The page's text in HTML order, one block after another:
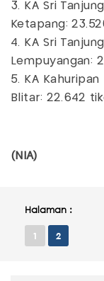
3. KA Sri
Ketapang:
4. KA Sri
Lempuyangan:
5. KA
Blitar: 22.642
(NIA)
Halaman :
1 2